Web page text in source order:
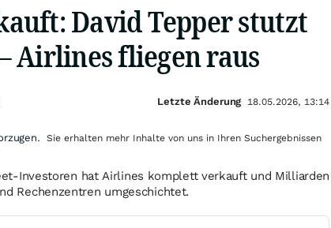
David Tepper stutzt
Airlines fliegen raus
Investoren hat Airlines komplett verkauft und Milliarden
Rechenzentren umgeschichtet.
Letzte Änderung 18.05.2026, 13:14
Sie erhalten mehr Inhalte von uns in Ihren Suchergebnissen